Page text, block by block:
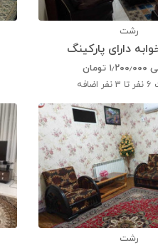
رشت
۱٫۲۰۰٫۰۰۰ تومان
6 نفر تا 3 نفر اضافه
رشت